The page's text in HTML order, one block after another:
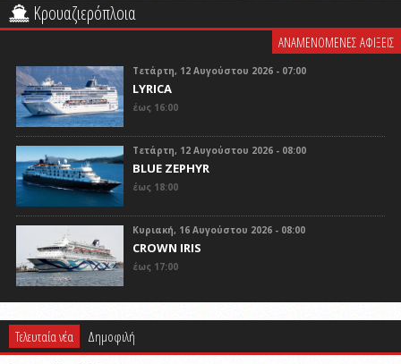
Κρουαζιερόπλοια
ΑΝΑΜΕΝΟΜΕΝΕΣ ΑΦΙΞΕΙΣ
Τετάρτη, 12 Αυγούστου 2026 - 07:00
LYRICA
έως 16:00
Τετάρτη, 12 Αυγούστου 2026 - 08:00
BLUE ZEPHYR
έως 18:00
Κυριακή, 16 Αυγούστου 2026 - 08:00
CROWN IRIS
έως 17:00
Τελευταία νέα Δημοφιλή